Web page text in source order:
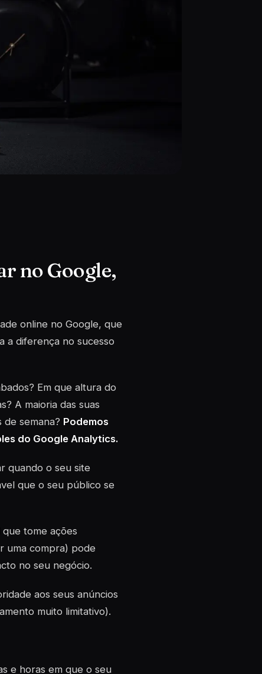
no Google,
online no Google, que
a diferença no sucesso
Em que altura do
A maioria das suas
semana? Podemos
do Google Analytics.
quando o seu site
que o seu público se
tome ações
uma compra) pode
no seu negócio.
aos seus anúncios
muito limitativo).
e horas em que o seu